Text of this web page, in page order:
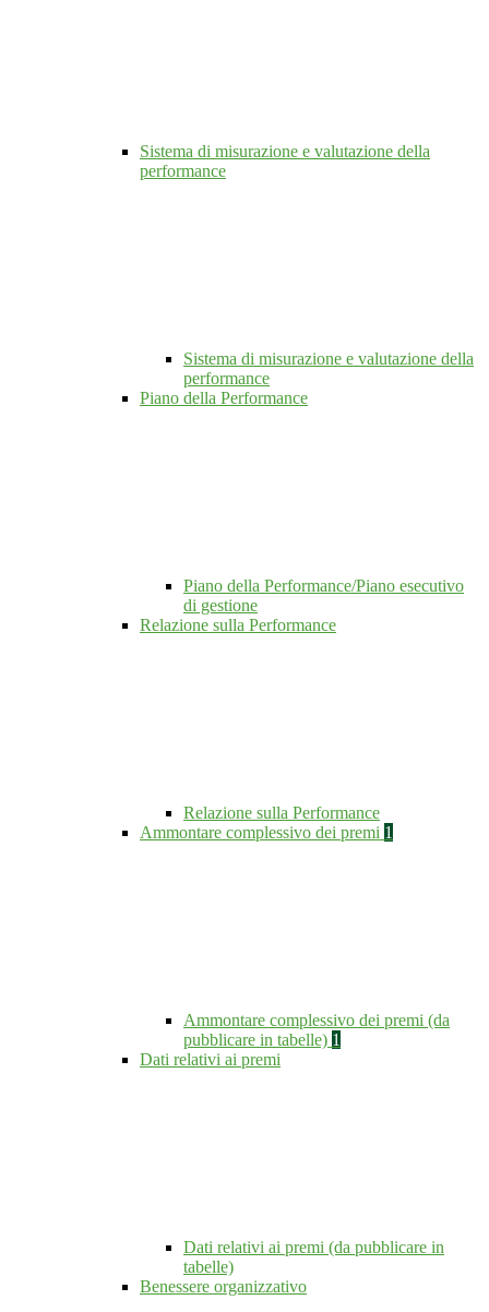
Sistema di misurazione e valutazione della
performance
Sistema di misurazione e valutazione della
performance
Piano della Performance
Piano della Performance/Piano esecutivo
di gestione
Relazione sulla Performance
Relazione sulla Performance
Ammontare complessivo dei premi 1
Ammontare complessivo dei premi (da
pubblicare in tabelle) 1
Dati relativi ai premi
Dati relativi ai premi (da pubblicare in
tabelle)
Benessere organizzativo